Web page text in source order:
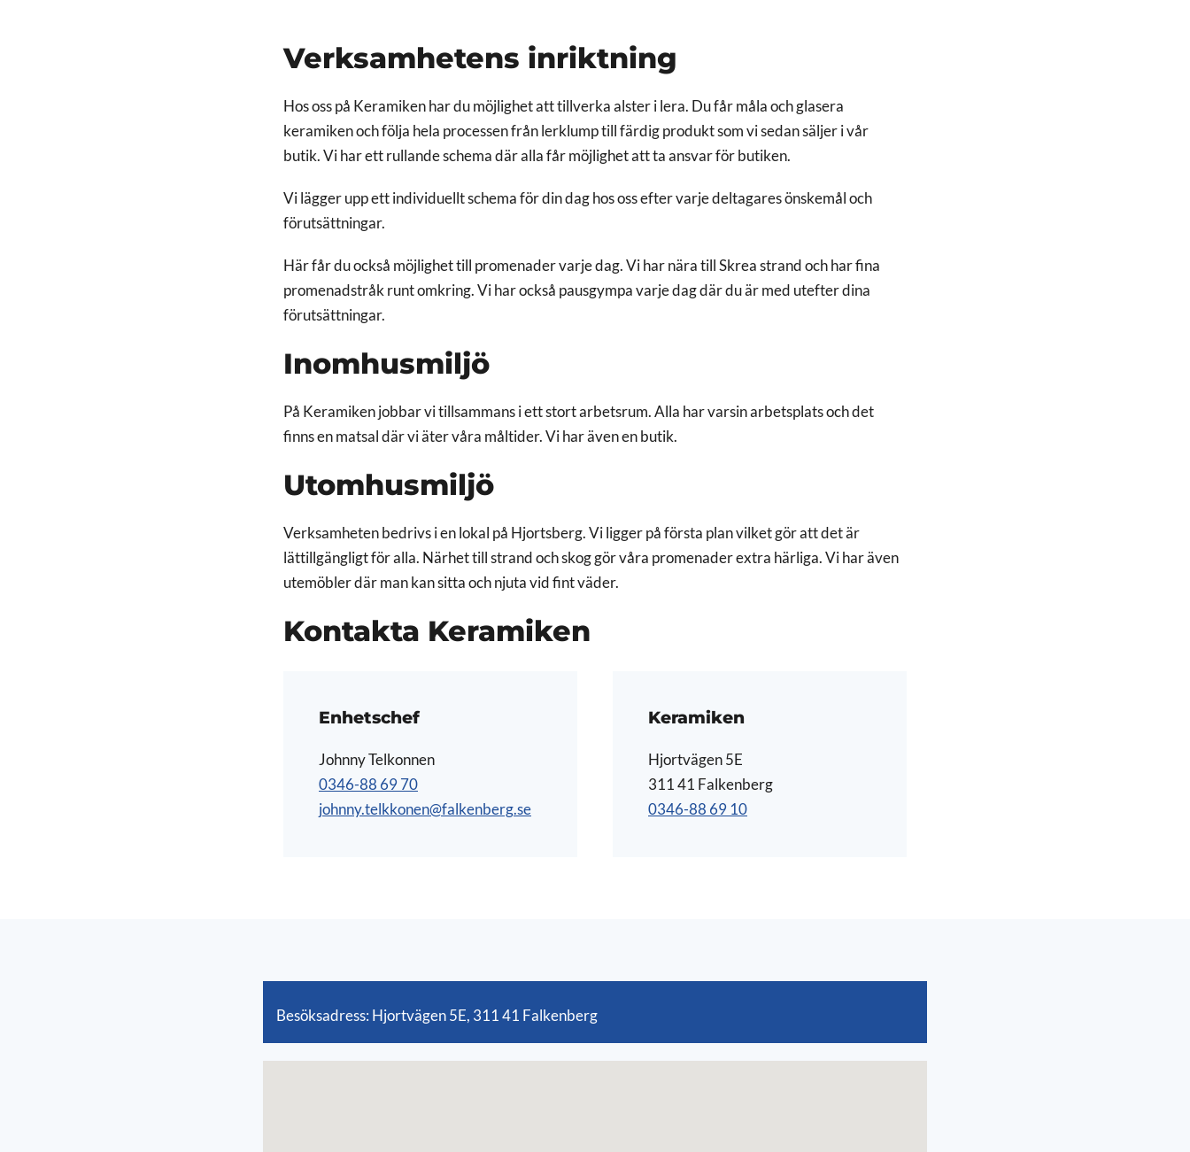
Verksamhetens inriktning
Hos oss på Keramiken har du möjlighet att tillverka alster i lera. Du får måla och glasera
keramiken och följa hela processen från lerklump till färdig produkt som vi sedan säljer i vår
butik. Vi har ett rullande schema där alla får möjlighet att ta ansvar för butiken.
Vi lägger upp ett individuellt schema för din dag hos oss efter varje deltagares önskemål och
förutsättningar.
Här får du också möjlighet till promenader varje dag. Vi har nära till Skrea strand och har fina
promenadstråk runt omkring. Vi har också pausgympa varje dag där du är med utefter dina
förutsättningar.
Inomhusmiljö
På Keramiken jobbar vi tillsammans i ett stort arbetsrum. Alla har varsin arbetsplats och det
finns en matsal där vi äter våra måltider. Vi har även en butik.
Utomhusmiljö
Verksamheten bedrivs i en lokal på Hjortsberg. Vi ligger på första plan vilket gör att det är
lättillgängligt för alla. Närhet till strand och skog gör våra promenader extra härliga. Vi har även
utemöbler där man kan sitta och njuta vid fint väder.
Kontakta Keramiken
Enhetschef
Johnny Telkonnen
0346-88 69 70
johnny.telkkonen@falkenberg.se
Keramiken
Hjortvägen 5E
311 41 Falkenberg
0346-88 69 10
Besöksadress: Hjortvägen 5E, 311 41 Falkenberg